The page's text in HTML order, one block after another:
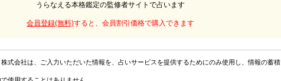
うらなえる本格鑑定の監修者サイトで占います
会員登録(無料)すると、会員割引価格で購入できます
式会社は、ご入力いただいた情報を、占いサービスを提供するためにのみ使用し、情報の蓄積